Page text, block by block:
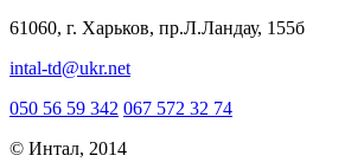
61060, г. Харьков, пр.Л.Ландау, 155б
intal-td@ukr.net
050 56 59 342 067 572 32 74
© Интал, 2014